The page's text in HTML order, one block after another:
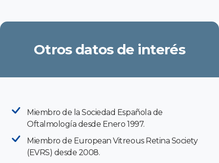
Otros datos de interés
Miembro de la Sociedad Española de
Oftalmología desde Enero 1997.
Miembro de European Vitreous Retina Society
(EVRS) desde 2008.